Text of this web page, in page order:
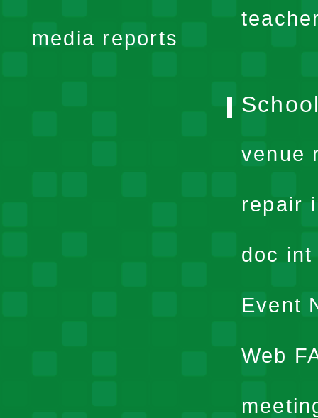
media reports
venue
repair
doc
Event
Web